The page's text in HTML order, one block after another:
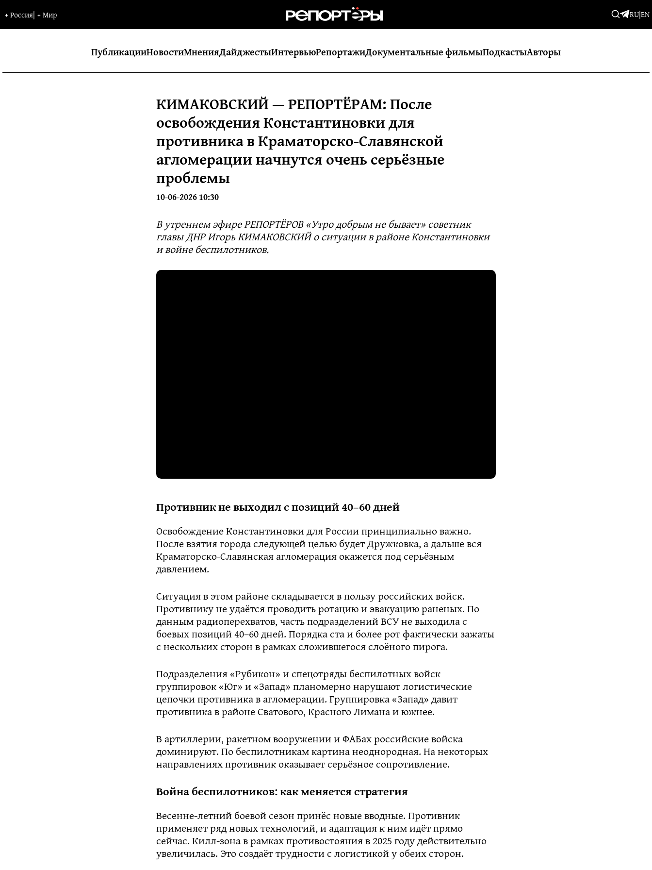
+Россия| +Мир RU|EN
ПубликацииНовостиМненияДайджестыИнтервьюРепортажиДокументальные фильмыПодкастыАвторы
КИМАКОВСКИЙ — РЕПОРТЁРАМ: После
освобождения Константиновки для
противника в Краматорско-Славянской
агломерации начнутся очень серьёзные
проблемы
10-06-2026 10:30
В утреннем эфире РЕПОРТЁРОВ «Утро добрым не бывает» советник
главы ДНР Игорь КИМАКОВСКИЙ о ситуации в районе Константиновки
и войне беспилотников.
Противник не выходил с позиций 40–60 дней
Освобождение Константиновки для России принципиально важно.
После взятия города следующей целью будет Дружковка, а дальше вся
Краматорско-Славянская агломерация окажется под серьёзным
давлением.
Ситуация в этом районе складывается в пользу российских войск.
Противнику не удаётся проводить ротацию и эвакуацию раненых. По
данным радиоперехватов, часть подразделений ВСУ не выходила с
боевых позиций 40–60 дней. Порядка ста и более рот фактически зажаты
с нескольких сторон в рамках сложившегося слоёного пирога.
Подразделения «Рубикон» и спецотряды беспилотных войск
группировок «Юг» и «Запад» планомерно нарушают логистические
цепочки противника в агломерации. Группировка «Запад» давит
противника в районе Сватового, Красного Лимана и южнее.
В артиллерии, ракетном вооружении и ФАБах российские войска
доминируют. По беспилотникам картина неоднородная. На некоторых
направлениях противник оказывает серьёзное сопротивление.
Война беспилотников: как меняется стратегия
Весенне-летний боевой сезон принёс новые вводные. Противник
применяет ряд новых технологий, и адаптация к ним идёт прямо
сейчас. Килл-зона в рамках противостояния в 2025 году действительно
увеличилась. Это создаёт трудности с логистикой у обеих сторон.